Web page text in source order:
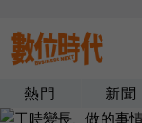
熱門 新聞